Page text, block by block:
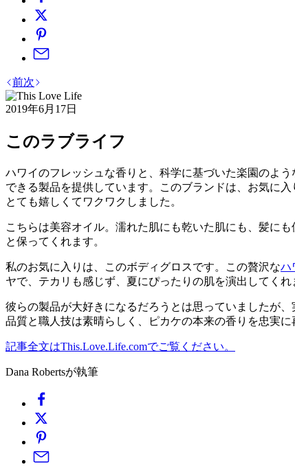
前次
2019年6月17日
このラブライフ
ハワイのフレッシュな香りと、科学に基づいた楽園のよ
できる製品を提供しています。このブランドは、お気に入
とても嬉しくてワクワクしました。
こちらは美容オイル。濡れた肌にも乾いた肌にも、髪に
と保ってくれます。
私のお気に入りは、このボディグロスです。この贅沢なハ
ヤで、テカリも感じず、夏にぴったりの肌を演出してくれ
彼らの製品が大好きになるだろうとは思っていましたが
品質と職人技は素晴らしく、ピカケの本来の香りを忠実に
記事全文はThis.Love.Life.comでご覧ください。
Dana Robertsが執筆